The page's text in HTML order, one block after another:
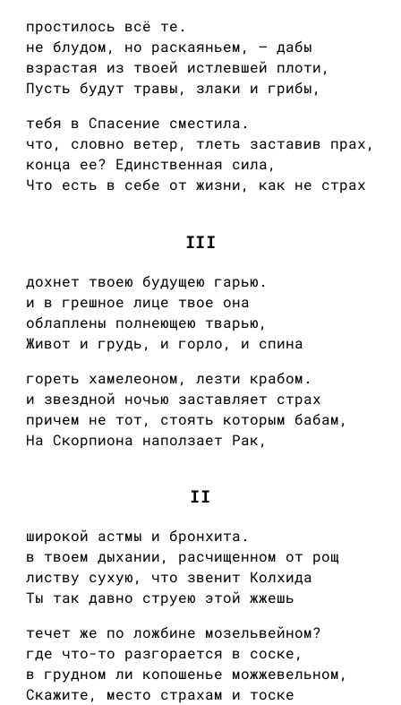
простилось всё те.
не блудом, но раскаяньем, — дабы
взрастая из твоей истлевшей плоти,
Пусть будут травы, злаки и грибы,
тебя в Спасение сместила.
что, словно ветер, тлеть заставив прах,
конца ее? Единственная сила,
Что есть в себе от жизни, как не страх
III
дохнет твоею будущею гарью.
и в грешное лице твое она
облаплены полнеющею тварью,
Живот и грудь, и горло, и спина
гореть хамелеоном, лезти крабом.
и звездной ночью заставляет страх
причем не тот, стоять которым бабам,
На Скорпиона наползает Рак,
II
широкой астмы и бронхита.
в твоем дыхании, расчищенном от рощ
листву сухую, что звенит Колхида
Ты так давно струею этой жжешь
течет же по ложбине мозельвейном?
где что-то разгорается в соске,
в грудном ли копошенье можжевельном,
Скажите, место страхам и тоске